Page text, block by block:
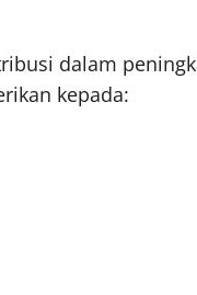
dalam
kepada: